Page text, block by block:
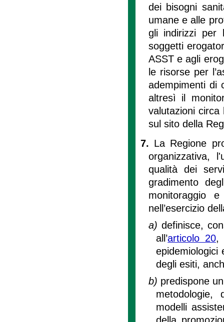
dei bisogni
umane e alle
gli indirizzi per
soggetti
ASST e agli
le risorse per
adempimenti di
altresì il
valutazioni circa
sul sito della
7. La Regione
organizzativa,
qualità dei
gradimento
monitoraggio
nell’esercizio
a) definisce,
all’articolo 20,
epidemiologici
degli esiti,
b) predispone
metodologie,
modelli